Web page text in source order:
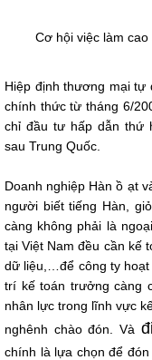
Cơ hội việc làm
Hiệp định thương mại tự
chính thức từ tháng 6/
chỉ đầu tư hấp dẫn thứ
sau Trung Quốc.
Doanh nghiệp Hàn ồ ạt
người biết tiếng Hàn,
càng không phải là
tại Việt Nam đều cần kế
dữ liệu,…để công ty
trí kế toán trưởng càng
nhân lực trong lĩnh vực
nghênh chào đón. Và
chính là lựa chọn để